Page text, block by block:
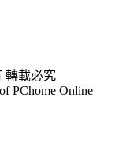
轉載必究
PChome Online